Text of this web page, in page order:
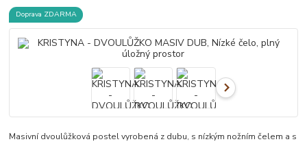
Doprava ZDARMA
Masivní dvoulůžková postel vyrobená z dubu, s nízkým nožním čelem a s